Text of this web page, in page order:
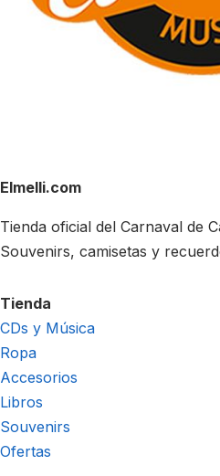
Elmelli.com
Tienda oficial del Carnaval de
Souvenirs, camisetas y
Tienda
CDs y Música
Ropa
Accesorios
Libros
Souvenirs
Ofertas